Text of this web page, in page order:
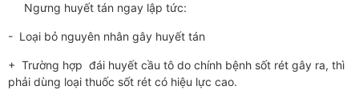
Ngưng huyết tán ngay lập tức:
- Loại bỏ nguyên nhân gây huyết tán
+ Trường hợp đái huyết cầu tô do chính bệnh sốt rét gây ra, thì
phải dùng loại thuốc sốt rét có hiệu lực cao.